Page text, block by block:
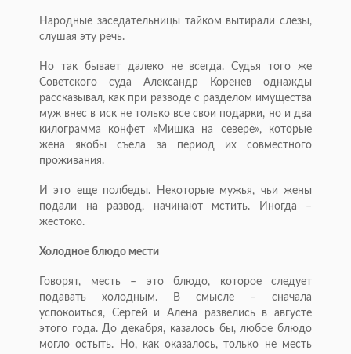
Народные заседательницы тайком вытирали слезы,
слушая эту речь.
Но так бывает далеко не всегда. Судья того же
Советского суда Александр Коренев однажды
рассказывал, как при разводе с разделом имущества
муж внес в иск не только все свои подарки, но и два
килограмма конфет «Мишка на севере», которые
жена якобы съела за период их совместного
проживания.
И это еще полбеды. Некоторые мужья, чьи жены
подали на развод, начинают мстить. Иногда –
жестоко.
Холодное блюдо мести
Говорят, месть – это блюдо, которое следует
подавать холодным. В смысле – сначала
успокоиться, Сергей и Алена развелись в августе
этого года. До декабря, казалось бы, любое блюдо
могло остыть. Но, как оказалось, только не месть